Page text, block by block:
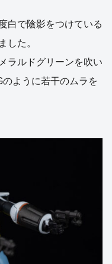
白で陰影をつけている
した。
ラルドグリーンを吹い
ように若干のムラを